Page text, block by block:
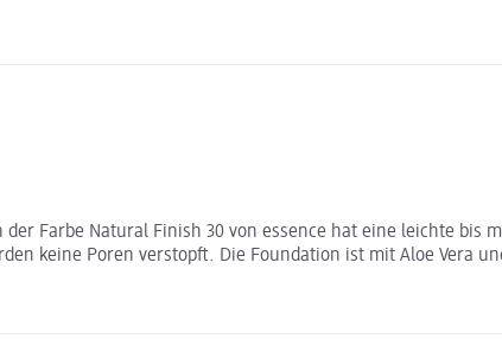
Farbe Natural Finish 30 von essence hat eine leichte
keine Poren verstopft. Die Foundation ist mit Aloe Vera